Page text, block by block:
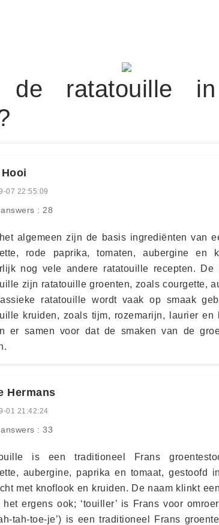
ratatouille in
07 22:55:09
: 28
algemeen zijn de basis ingrediënten van
rode paprika, tomaten, aubergine en
nog vele andere ratatouille recepten.
zijn ratatouille groenten, zoals courgette,
ratatouille wordt vaak op smaak
kruiden, zoals tijm, rozemarijn, laurier en
er samen voor dat de smaken van de
Hermans
01 21:42:24
: 33
is een traditioneel Frans
aubergine, paprika en tomaat, gestoofd
met knoflook en kruiden. De naam klinkt
ergens ook; ‘touiller’ is Frans voor
tah-toe-je’) is een traditioneel Frans